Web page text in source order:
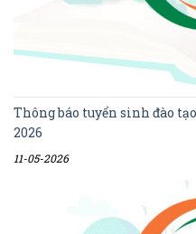
Thông báo tuyển sinh đào
2026
11-05-2026